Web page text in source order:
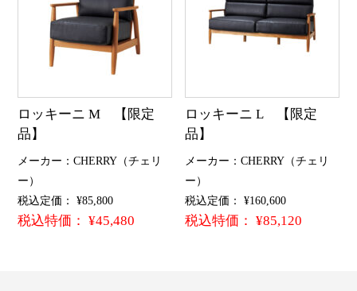
ロッキーニ M 【限定
品】
メーカー：CHERRY（チェリ
ー）
税込定価： ¥85,800
税込特価： ¥45,480
ロッキーニ L 【限定
品】
メーカー：CHERRY（チェリ
ー）
税込定価： ¥160,600
税込特価： ¥85,120